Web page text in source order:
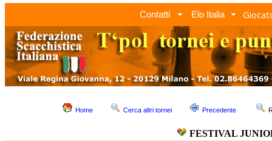
Contatti Elo Italia
Home Cerca altri tornei Precedente
FESTIVAL